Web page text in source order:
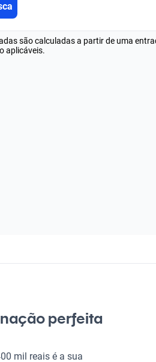
são calculadas a partir de uma
aplicáveis.
perfeita
mil reais é a sua